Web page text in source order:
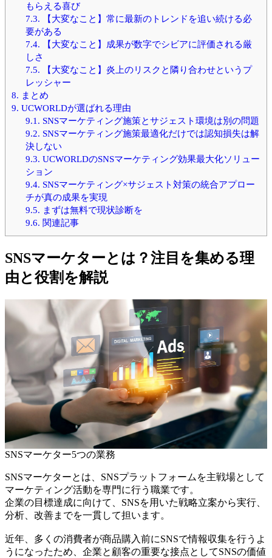
もらえる喜び
7.3. 【大変なこと】常に最新のトレンドを追い続ける必
要がある
7.4. 【大変なこと】成果が数字でシビアに評価される厳
しさ
7.5. 【大変なこと】炎上のリスクと隣り合わせというプ
レッシャー
8. まとめ
9. UCWORLDが選ばれる理由
9.1. SNSマーケティング施策とサジェスト環境は別の問題
9.2. SNSマーケティング施策最適化だけでは認知損失は解
決しない
9.3. UCWORLDのSNSマーケティング効果最大化ソリュー
ション
9.4. SNSマーケティング×サジェスト対策の統合アプロー
チが真の成果を実現
9.5. まずは無料で現状診断を
9.6. 関連記事
SNSマーケターとは？注目を集める理
由と役割を解説
SNSマーケター5つの業務
SNSマーケターとは、SNSプラットフォームを主戦場として
マーケティング活動を専門に行う職業です。
企業の目標達成に向けて、SNSを用いた戦略立案から実行、
分析、改善までを一貫して担います。
近年、多くの消費者が商品購入前にSNSで情報収集を行うよ
うになったため、企業と顧客の重要な接点としてSNSの価値